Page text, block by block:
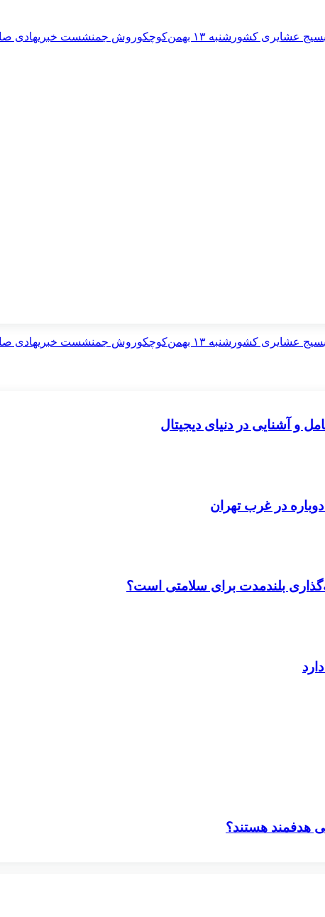
عشایری کشور شنبه ۱۳ بهمن‌ کوچکوروش جمنشست خبریهادی
عشایری کشور شنبه ۱۳ بهمن‌ کوچکوروش جمنشست خبریهادی
و آشنایی در دنیای دیجیتال
در غرب تهران
بلندمدت برای سلامتی است؟
هدفمند هستند؟